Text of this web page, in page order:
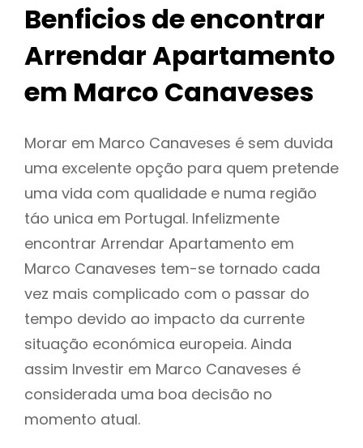
Benficios de encontrar
Arrendar Apartamento
em Marco Canaveses
Morar em Marco Canaveses é sem duvida
uma excelente opção para quem pretende
uma vida com qualidade e numa região
táo unica em Portugal. Infelizmente
encontrar Arrendar Apartamento em
Marco Canaveses tem-se tornado cada
vez mais complicado com o passar do
tempo devido ao impacto da currente
situação económica europeia. Ainda
assim Investir em Marco Canaveses é
considerada uma boa decisão no
momento atual.